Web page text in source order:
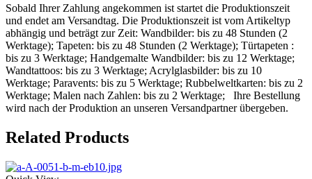
Sobald Ihrer Zahlung angekommen ist startet die Produktionszeit
und endet am Versandtag. Die Produktionszeit ist vom Artikeltyp
abhängig und beträgt zur Zeit: Wandbilder: bis zu 48 Stunden (2
Werktage); Tapeten: bis zu 48 Stunden (2 Werktage); Türtapeten :
bis zu 3 Werktage; Handgemalte Wandbilder: bis zu 12 Werktage;
Wandtattoos: bis zu 3 Werktage; Acrylglasbilder: bis zu 10
Werktage; Paravents: bis zu 5 Werktage; Rubbelweltkarten: bis zu 2
Werktage; Malen nach Zahlen: bis zu 2 Werktage; Ihre Bestellung
wird nach der Produktion an unseren Versandpartner übergeben.
Related Products